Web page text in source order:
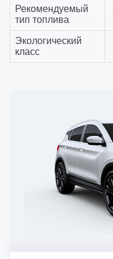
Рекомендуемый
тип топлива
Экологический
класс